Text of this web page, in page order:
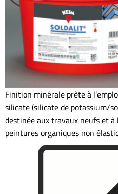
Finition minérale prête à
silicate (silicate de potassium/
destinée aux travaux neufs et
peintures organiques non